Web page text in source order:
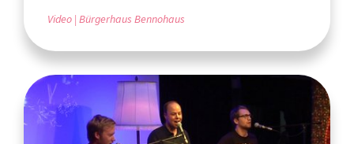
Video Bürgerhaus Bennohaus